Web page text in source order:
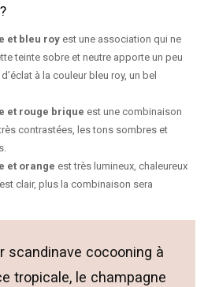
et bleu roy est une association qui ne
teinte sobre et neutre apporte un peu
à la couleur bleu roy, un bel
et rouge brique est une combinaison
contrastées, les tons sombres et
et orange est très lumineux, chaleureux
clair, plus la combinaison sera
scandinave cocooning à
tropicale, le champagne